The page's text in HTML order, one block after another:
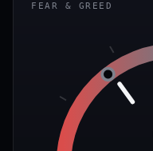
FEAR & GREED